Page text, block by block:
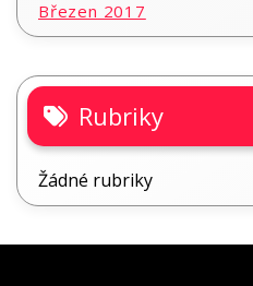
Březen 2017
Rubriky
Žádné rubriky